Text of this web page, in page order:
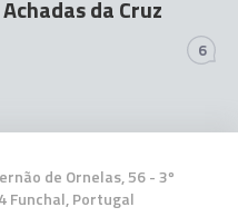
da Cruz
6
de Ornelas, 56 - 3º
Funchal, Portugal